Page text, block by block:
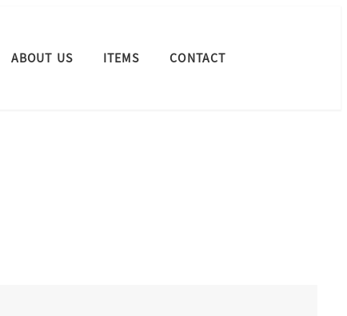
ABOUT US ITEMS CONTACT